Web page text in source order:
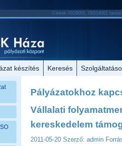
Cikkek ISO9001, ISO14001
készítés Keresés
Pályázatokhoz
Vállalati
kereskedelem
2011-05-20 Szerző: admin